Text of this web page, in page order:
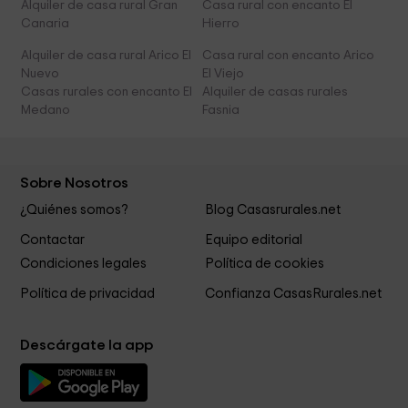
Alquiler de casa rural Gran
Canaria
Casa rural con encanto El
Hierro
Alquiler de casa rural Arico El
Nuevo
Casa rural con encanto Arico
El Viejo
Casas rurales con encanto El
Medano
Alquiler de casas rurales
Fasnia
Sobre Nosotros
¿Quiénes somos? Blog Casasrurales.net
Contactar
Equipo editorial
Condiciones legales
Política de cookies
Política de privacidad Confianza CasasRurales.net
Descárgate la app